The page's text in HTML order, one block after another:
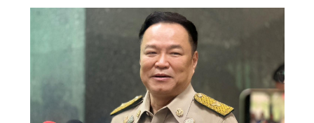
มันเย็น'